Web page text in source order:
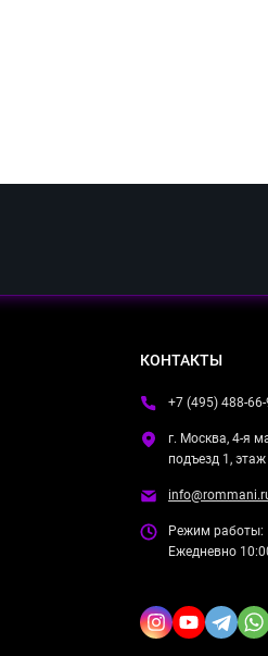
КОНТАКТЫ
+7 (495) 488-
г. Москва, 4-я
подъезд 1,
Режим работы:
Ежедневно